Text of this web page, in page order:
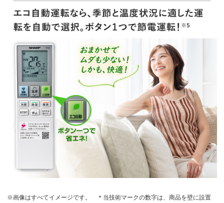
※画像はすべてイメージです。
＊当技術マークの数字は、商品を壁に設置